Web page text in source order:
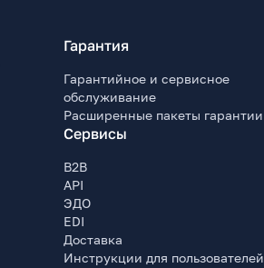
Гарантия
Гарантийное и сервисное
обслуживание
Расширенные пакеты гарантии
Сервисы
B2B
API
ЭДО
EDI
Доставка
Инструкции для пользователей